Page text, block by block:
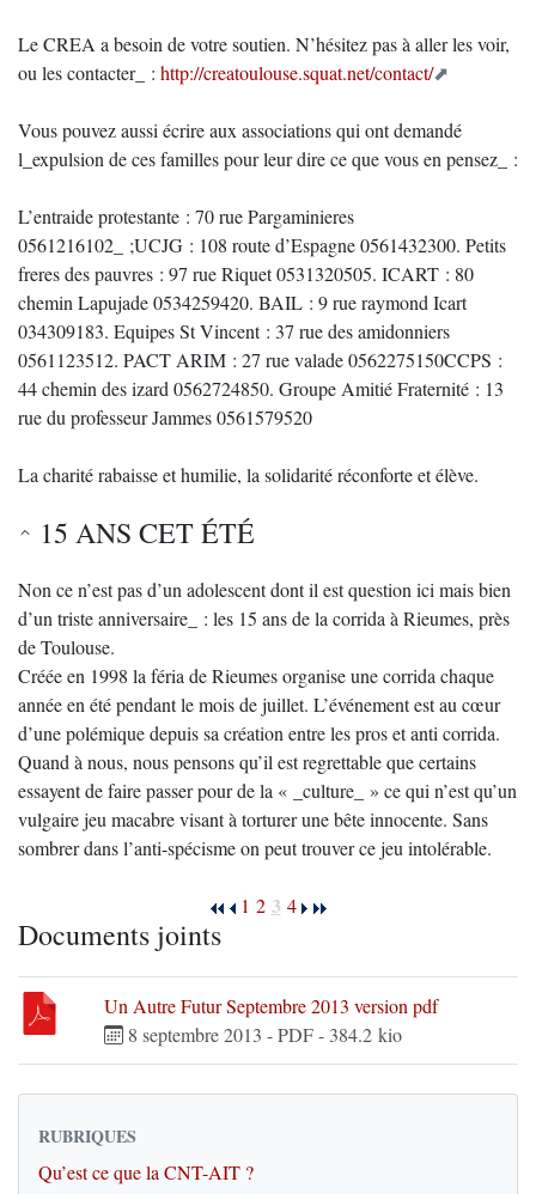
Le CREA a besoin de votre soutien. N’hésitez pas à aller les voir,
ou les contacter_ : http://creatoulouse.squat.net/contact/
Vous pouvez aussi écrire aux associations qui ont demandé
l_expulsion de ces familles pour leur dire ce que vous en pensez_ :
L’entraide protestante : 70 rue Pargaminieres
0561216102_ ;UCJG : 108 route d’Espagne 0561432300. Petits
freres des pauvres : 97 rue Riquet 0531320505. ICART : 80
chemin Lapujade 0534259420. BAIL : 9 rue raymond Icart
034309183. Equipes St Vincent : 37 rue des amidonniers
0561123512. PACT ARIM : 27 rue valade 0562275150CCPS :
44 chemin des izard 0562724850. Groupe Amitié Fraternité : 13
rue du professeur Jammes 0561579520
La charité rabaisse et humilie, la solidarité réconforte et élève.
15 ANS CET ÉTÉ
Non ce n’est pas d’un adolescent dont il est question ici mais bien
d’un triste anniversaire_ : les 15 ans de la corrida à Rieumes, près
de Toulouse.
Créée en 1998 la féria de Rieumes organise une corrida chaque
année en été pendant le mois de juillet. L’événement est au cœur
d’une polémique depuis sa création entre les pros et anti corrida.
Quand à nous, nous pensons qu’il est regrettable que certains
essayent de faire passer pour de la « _culture_ » ce qui n’est qu’un
vulgaire jeu macabre visant à torturer une bête innocente. Sans
sombrer dans l’anti-spécisme on peut trouver ce jeu intolérable.
1 2 3 4
Documents joints
Un Autre Futur Septembre 2013 version pdf
8 septembre 2013 -PDF- 384.2 kio
RUBRIQUES
Qu’est ce que la CNT-AIT ?